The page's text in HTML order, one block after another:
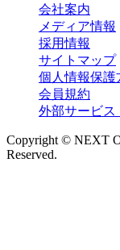
会社案内
メディア情報
採用情報
サイトマップ
個人情報保護
会員規約
外部サービス
Copyright © NEXT
Reserved.